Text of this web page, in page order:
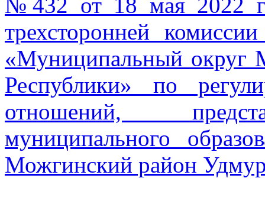
трехсторонней
«Муниципальный округ
Республики» по
отношений,
муниципального
Можгинский район